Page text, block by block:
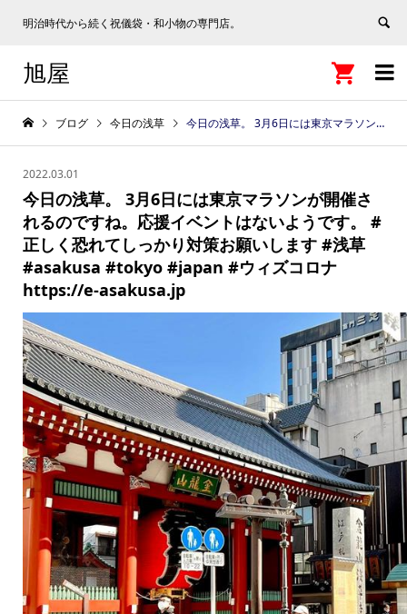
明治時代から続く祝儀袋・和小物の専門店。

旭屋 
ブログ 今日の浅草 今日の浅草。 3月6日には東京マラソンが開催されるのですね。応援イベントはないようです。 #正しく恐れてしっかり対策お願いします #浅草 #asakusa #tokyo #japan #ウィズコロナ https://e-asakusa.jp
2022.03.01
今日の浅草。 3月6日には東京マラソンが開催さ
れるのですね。応援イベントはないようです。 #
正しく恐れてしっかり対策お願いします #浅草
#asakusa #tokyo #japan #ウィズコロナ
https://e-asakusa.jp